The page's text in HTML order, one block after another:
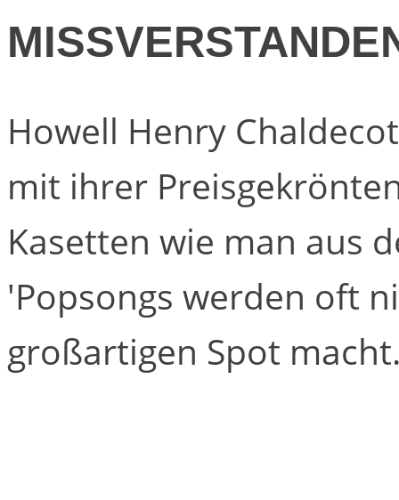
Howell Henry
mit ihrer
Kasetten wie man aus
'Popsongs werden oft
großartigen Spot